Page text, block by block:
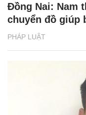
PHÁP LUẬT
Đồng Nai: Nam
chuyển đồ giúp